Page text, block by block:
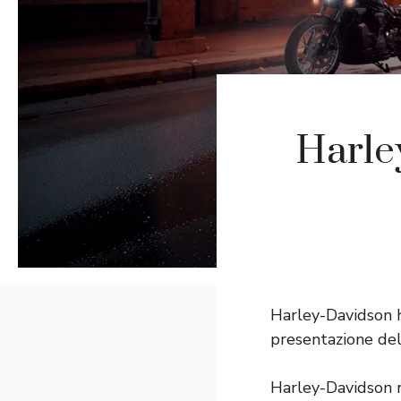
Harley-Davidson
presentazione
Harley-Davidson